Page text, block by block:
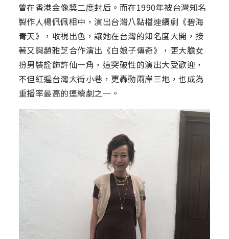
曾在香港金像獎二度封后。而在1990年被台灣知名
製作人楊佩佩相中，演出台灣八點檔連續劇《碧海
青天》，收視出色，讓她在台灣的知名度大開，接
著又與趙雅芝合作演出《白娘子傳奇》，更大膽女
扮男裝詮飾許仙一角，這突破性的演出大受歡迎，
不但紅遍台灣大街小巷，更轟動兩岸三地，也成為
重播率最高的連續劇之一。